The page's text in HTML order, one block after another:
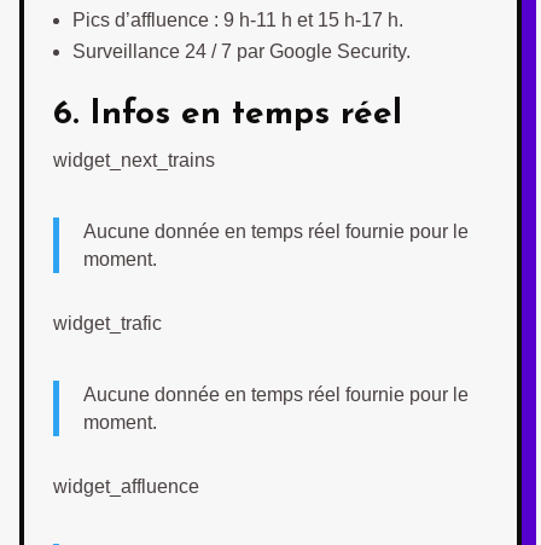
Pics d’affluence : 9 h-11 h et 15 h-17 h.
Surveillance 24 / 7 par Google Security.
6. Infos en temps réel
widget_next_trains
Aucune donnée en temps réel fournie pour le
moment.
widget_trafic
Aucune donnée en temps réel fournie pour le
moment.
widget_affluence